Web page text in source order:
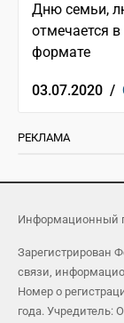
Дню семьи,
отмечается
формате
03.07.2020 /
РЕКЛАМА
Информационный
Зарегистрирован
связи,
Номер о
года. Учредитель: